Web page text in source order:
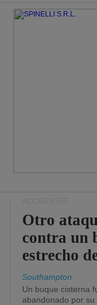
Otro
contra un
estrecho
Southampton
Un buque cisterna
abandonado por su